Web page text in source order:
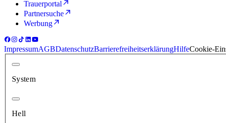
Trauerportal
Partnersuche
Werbung
ImpressumAGBDatenschutzBarrierefreiheitserklärungHilfeCookie-
System
Hell